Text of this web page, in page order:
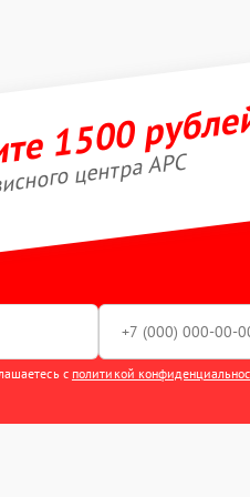
1500
центра APC
с политикой